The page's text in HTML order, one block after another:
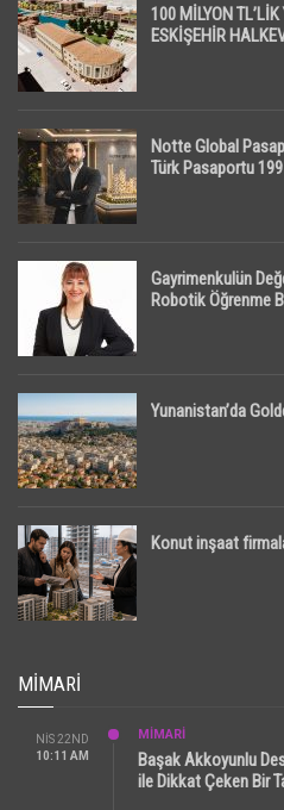
100 MİLYON
ESKİŞEHİR
Notte Global
Türk Pasaportu 199
Gayrimenkulün
Robotik Öğrenme
Yunanistan’da
Konut inşaat
MIMARI
NIS 22ND
10:11 AM
MİMARİ
Başak Akkoyunlu
ile Dikkat Çeken Bir